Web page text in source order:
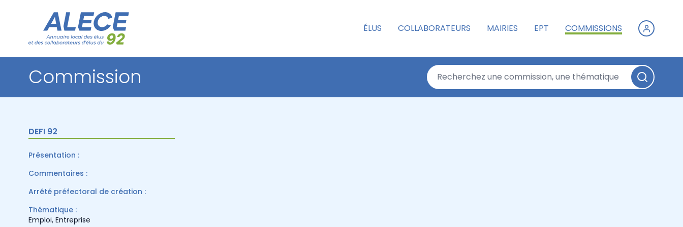
ÉLUS COLLABORATEURS MAIRIES EPT COMMISSIONS
Commission
DEFI 92
Présentation :
Commentaires :
Arrêté préfectoral de création :
Thématique :
Emploi, Entreprise